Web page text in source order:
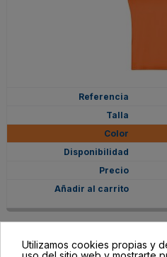
Utilizamos cookies propias y